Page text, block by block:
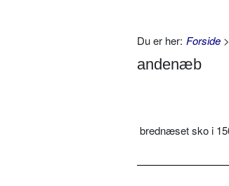
Du er her: Forside
andenæb
brednæset sko i